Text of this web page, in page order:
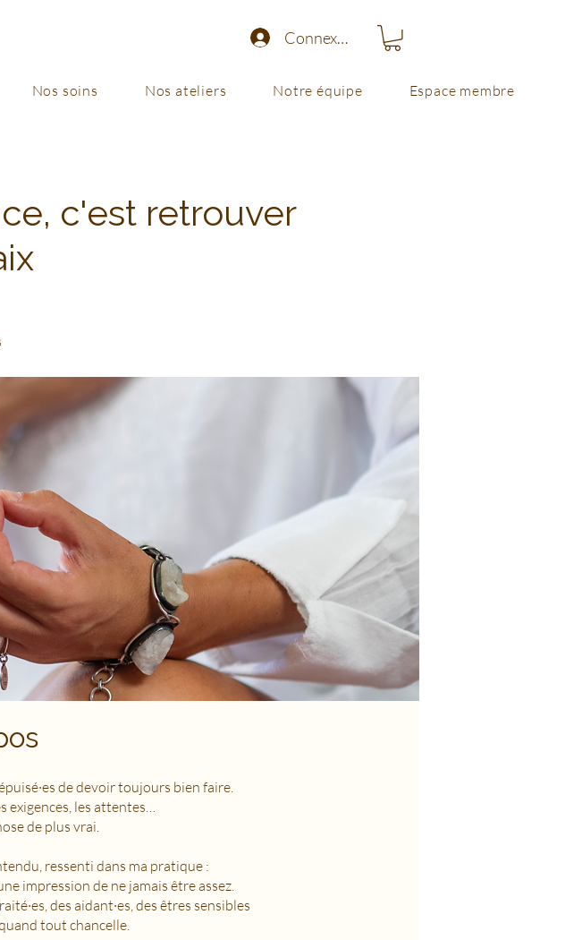
Nos soins Nos ateliers Notre équipe Espace membre
Connexion
c'est retrouver
de devoir toujours bien faire.
exigences, les attentes…
de plus vrai.
ressenti dans ma pratique :
impression de ne jamais être assez.
des aidant·es, des êtres sensibles
tout chancelle.